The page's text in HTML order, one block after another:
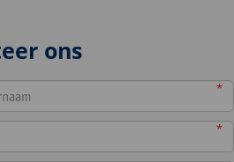
ons
*
*